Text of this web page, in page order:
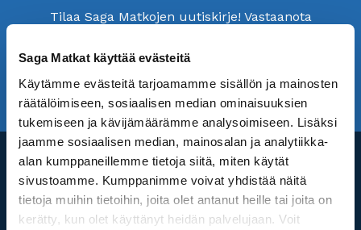
Saga Matkat käyttää evästeitä
Käytämme evästeitä tarjoamamme sisällön ja mainosten
räätälöimiseen, sosiaalisen median ominaisuuksien
tukemiseen ja kävijämäärämme analysoimiseen. Lisäksi
jaamme sosiaalisen median, mainosalan ja analytiikka-
alan kumppaneillemme tietoja siitä, miten käytät
sivustoamme. Kumppanimme voivat yhdistää näitä
tietoja muihin tietoihin, joita olet antanut heille tai joita on
kerätty, kun olet käyttänyt heidän palvelujaan. Voit
Tilaa Saga Matkojen uutiskirje! Vastaanota
TILAA UUTISKIRJE UUTISKIRJEARKISTO
Asiakaspalvelu
Puh. 020 155 6650